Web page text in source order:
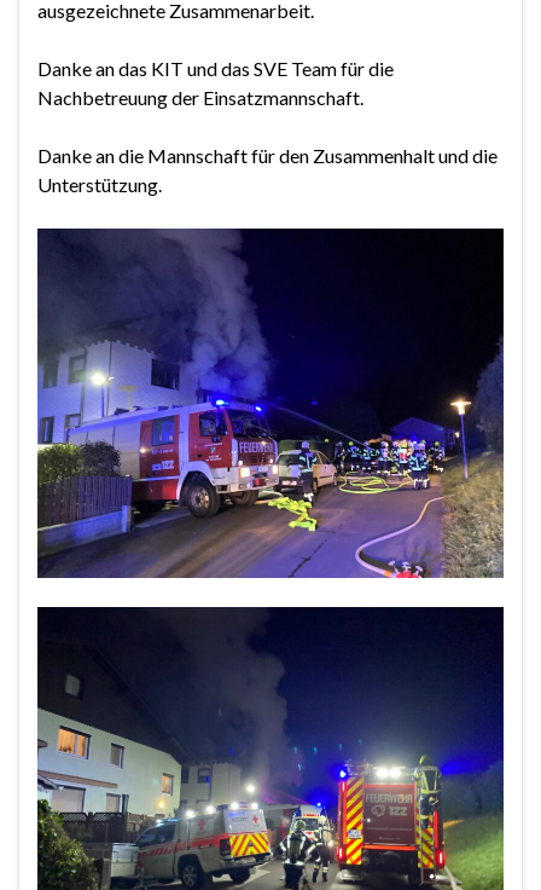
ausgezeichnete Zusammenarbeit.
Danke an das KIT und das SVE Team für die
Nachbetreuung der Einsatzmannschaft.
Danke an die Mannschaft für den Zusammenhalt und die
Unterstützung.